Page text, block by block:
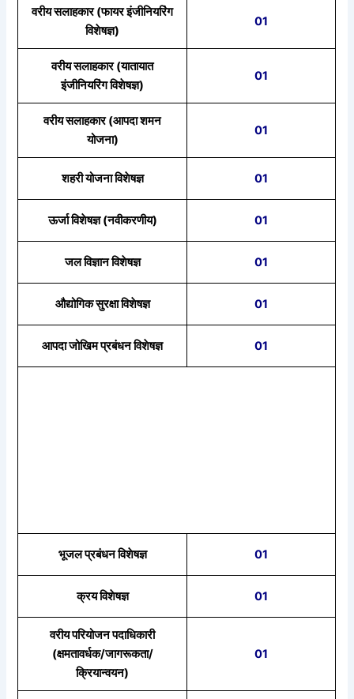
वरीय सलाहकार (फायर इंजीनियरिंग
विशेषज्ञ)
01
वरीय सलाहकार (यातायात
इंजीनियरिंग विशेषज्ञ)
01
वरीय सलाहकार (आपदा शमन
योजना)
01
शहरी योजना विशेषज्ञ 01
ऊर्जा विशेषज्ञ (नवीकरणीय) 01
जल विज्ञान विशेषज्ञ 01
औद्योगिक सुरक्षा विशेषज्ञ 01
आपदा जोखिम प्रबंधन विशेषज्ञ 01
भूजल प्रबंधन विशेषज्ञ 01
क्रय विशेषज्ञ 01
वरीय परियोजन पदाधिकारी
(क्षमतावर्धक/जागरूकता/
क्रियान्वयन)
01